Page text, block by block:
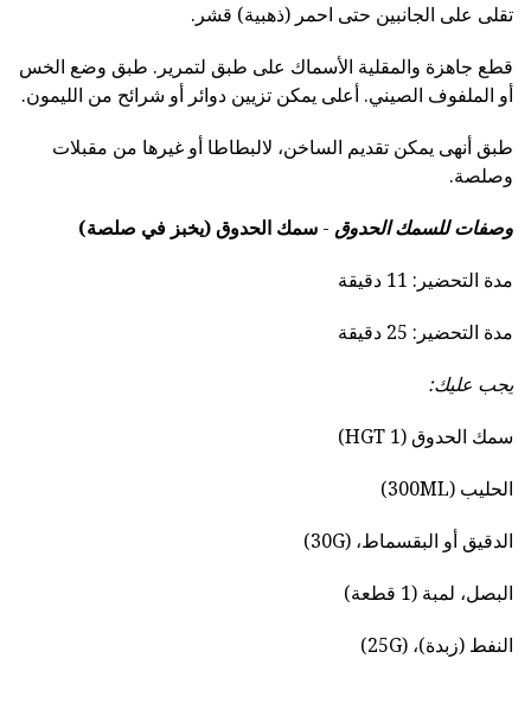
تقلى على الجانبين حتى احمر (ذهبية) قشر.
قطع جاهزة والمقلية الأسماك على طبق لتمرير. طبق وضع الخس
أو الملفوف الصيني. أعلى يمكن تزيين دوائر أو شرائح من الليمون.
طبق أنهى يمكن تقديم الساخن، لالبطاطا أو غيرها من مقبلات
وصلصة.
وصفات للسمك الحدوق - سمك الحدوق (يخبز في صلصة)
مدة التحضير: 11 دقيقة
مدة التحضير: 25 دقيقة
يجب عليك:
سمك الحدوق (1 HGT)
الحليب (300ML)
الدقيق أو البقسماط، (30G)
البصل، لمبة (1 قطعة)
النفط (زبدة)، (25G)